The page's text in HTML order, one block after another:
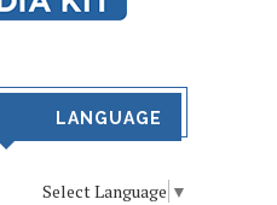
LANGUAGE
Select Language ▼